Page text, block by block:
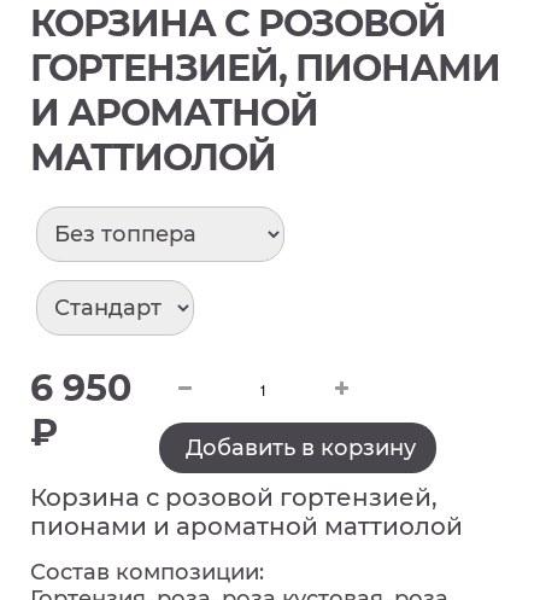
КОРЗИНА С РОЗОВОЙ
ГОРТЕНЗИЕЙ, ПИОНАМИ
И АРОМАТНОЙ
МАТТИОЛОЙ
6 950
₽
Добавить в корзину
Корзина с розовой гортензией,
пионами и ароматной маттиолой
Состав композиции: